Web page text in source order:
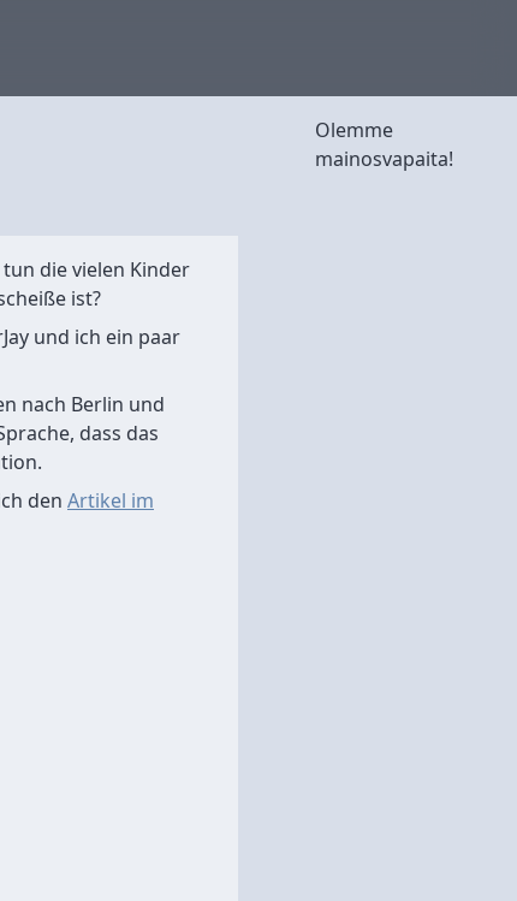
die vielen Kinder
ist?
und ich ein paar
nach Berlin und
dass das
den Artikel im
Olemme
mainosvapaita!